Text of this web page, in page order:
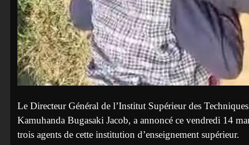
Le Directeur Général de l’Institut Supérieur des
Kamuhanda Bugasaki Jacob, a annoncé ce vendredi 14
trois agents de cette institution d’enseignement supérieur.